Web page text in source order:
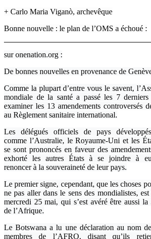
+ Carlo Maria Viganò, archevêque
Bonne nouvelle : le plan de l’OMS a échoué :
sur onenation.org :
De bonnes nouvelles en provenance de
Comme la plupart d’entre vous le savent,
mondiale de la santé a passé les 7
examiner les 13 amendements controversés
au Règlement sanitaire international.
Les délégués officiels de pays
comme l’Australie, le Royaume-Uni et les
se sont prononcés en faveur des
exhorté les autres États à se joindre à
renoncer à la souveraineté de leur pays.
Le premier signe, cependant, que les choses
ne pas aller dans le sens des mondialistes,
mercredi 25 mai, qui s’est avéré être aussi la
de l’Afrique.
Le Botswana a lu une déclaration au nom
membres de l’AFRO, disant qu’ils